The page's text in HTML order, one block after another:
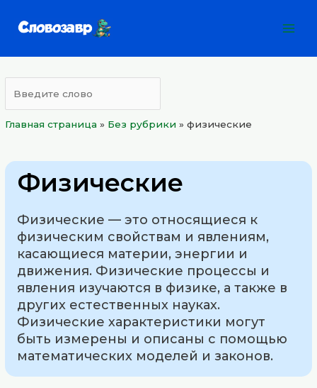
Главная страница » Без рубрики »физические
Физические
Физические — это относящиеся к
физическим свойствам и явлениям,
касающиеся материи, энергии и
движения. Физические процессы и
явления изучаются в физике, а также в
других естественных науках.
Физические характеристики могут
быть измерены и описаны с помощью
математических моделей и законов.